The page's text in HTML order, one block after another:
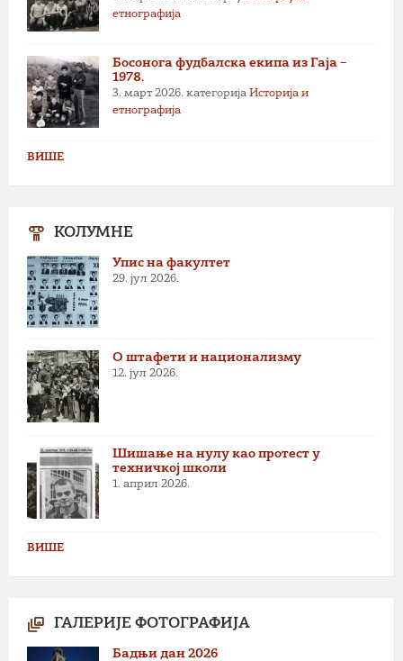
етнографија
Босонога фудбалска екипа из Гаја –
1978.
3. март 2026. категорија Историја и
етнографија
ВИШЕ
КОЛУМНЕ
Упис на факултет
29. јул 2026.
О штафети и национализму
12. јул 2026.
Шишање на нулу као протест у
техничкој школи
1. април 2026.
ВИШЕ
ГАЛЕРИЈЕ ФОТОГРАФИЈА
Бадњи дан 2026